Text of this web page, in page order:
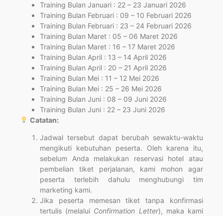
Training Bulan Januari : 22 – 23 Januari 2026
Training Bulan Februari : 09 – 10 Februari 2026
Training Bulan Februari : 23 – 24 Februari 2026
Training Bulan Maret : 05 – 06 Maret 2026
Training Bulan Maret : 16 – 17 Maret 2026
Training Bulan April : 13 – 14 April 2026
Training Bulan April : 20 – 21 April 2026
Training Bulan Mei : 11 – 12 Mei 2026
Training Bulan Mei : 25 – 26 Mei 2026
Training Bulan Juni : 08 – 09 Juni 2026
Training Bulan Juni : 22 – 23 Juni 2026
Catatan:
Jadwal tersebut dapat berubah sewaktu-waktu
mengikuti kebutuhan peserta. Oleh karena itu,
sebelum Anda melakukan reservasi hotel atau
pembelian tiket perjalanan, kami mohon agar
peserta terlebih dahulu menghubungi tim
marketing kami.
Jika peserta memesan tiket tanpa konfirmasi
tertulis (melalui Confirmation Letter), maka kami